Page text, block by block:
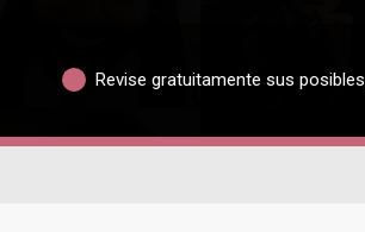
Revise gratuitamente sus